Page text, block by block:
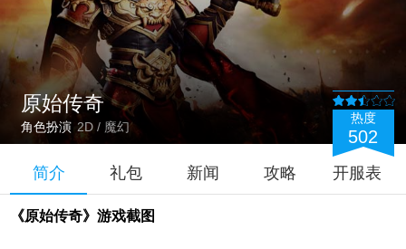
原始传奇
角色扮演 2D / 魔幻
热度
502
简介 礼包 新闻 攻略 开服表
《原始传奇》游戏截图